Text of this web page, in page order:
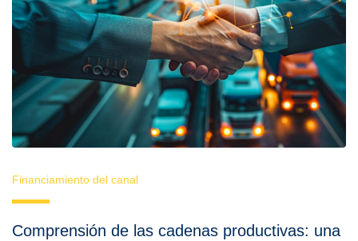
Financiamiento del canal
Comprensión de las cadenas productivas: una